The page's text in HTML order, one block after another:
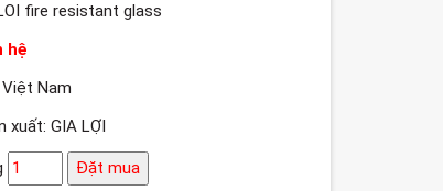
fire resistant glass
hệ
Nam
xuất: GIA LỢI
Đặt mua